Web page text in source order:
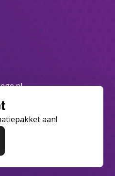
aan!